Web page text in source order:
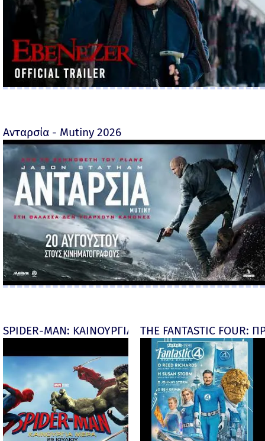
Ανταρσία - Mutiny 2026
SPIDER-MAN: ΚΑΙΝΟΥΡΓΙΑ ΜΕΡΑ (Spider-Man:
THE FANTASTIC